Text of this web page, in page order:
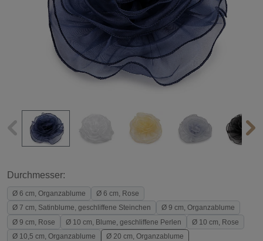
Durchmesser:
Ø 6 cm, Organzablume
Ø 6 cm, Rose
Ø 7 cm, Satinblume, geschliffene Steinchen
Ø 9 cm, Organzablume
Ø 9 cm, Rose
Ø 10 cm, Blume, geschliffene Perlen
Ø 10 cm, Rose
Ø 10,5 cm, Organzablume
Ø 20 cm, Organzablume